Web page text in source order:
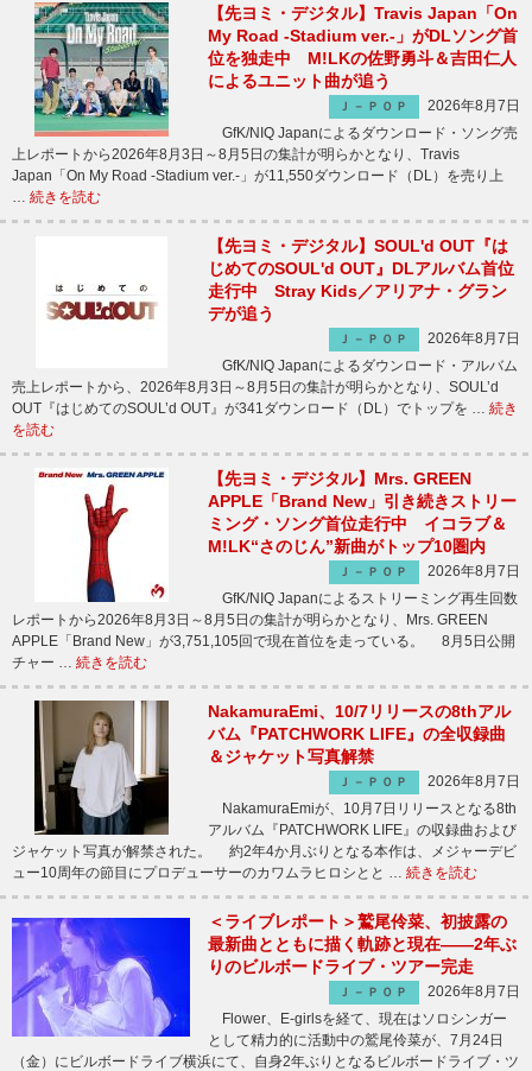
【先ヨミ・デジタル】Travis Japan「On
My Road -Stadium ver.-」がDLソング首
位を独走中 M!LKの佐野勇斗＆吉田仁人
によるユニット曲が追う
Ｊ－ＰＯＰ
2026年8月7日
GfK/NIQ Japanによるダウンロード・ソング売
上レポートから2026年8月3日～8月5日の集計が明らかとなり、Travis
Japan「On My Road -Stadium ver.-」が11,550ダウンロード（DL）を売り上
… 続きを読む
【先ヨミ・デジタル】SOUL'd OUT『は
じめてのSOUL'd OUT』DLアルバム首位
走行中 Stray Kids／アリアナ・グラン
デが追う
Ｊ－ＰＯＰ
2026年8月7日
GfK/NIQ Japanによるダウンロード・アルバム
売上レポートから、2026年8月3日～8月5日の集計が明らかとなり、SOUL’d
OUT『はじめてのSOUL’d OUT』が341ダウンロード（DL）でトップを … 続き
を読む
【先ヨミ・デジタル】Mrs. GREEN
APPLE「Brand New」引き続きストリー
ミング・ソング首位走行中 イコラブ＆
M!LK“さのじん”新曲がトップ10圏内
Ｊ－ＰＯＰ
2026年8月7日
GfK/NIQ Japanによるストリーミング再生回数
レポートから2026年8月3日～8月5日の集計が明らかとなり、Mrs. GREEN
APPLE「Brand New」が3,751,105回で現在首位を走っている。 8月5日公開
チャー … 続きを読む
NakamuraEmi、10/7リリースの8thアル
バム『PATCHWORK LIFE』の全収録曲
＆ジャケット写真解禁
Ｊ－ＰＯＰ
2026年8月7日
NakamuraEmiが、10月7日リリースとなる8th
アルバム『PATCHWORK LIFE』の収録曲および
ジャケット写真が解禁された。 約2年4か月ぶりとなる本作は、メジャーデビ
ュー10周年の節目にプロデューサーのカワムラヒロシとと … 続きを読む
＜ライブレポート＞鷲尾伶菜、初披露の
最新曲とともに描く軌跡と現在――2年ぶ
りのビルボードライブ・ツアー完走
Ｊ－ＰＯＰ
2026年8月7日
Flower、E-girlsを経て、現在はソロシンガー
として精力的に活動中の鷲尾伶菜が、7月24日
（金）にビルボードライブ横浜にて、自身2年ぶりとなるビルボードライブ・ツ